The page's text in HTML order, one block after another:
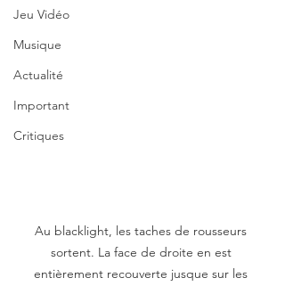
Jeu Vidéo
Musique
Actualité
Important
Critiques
Au blacklight, les taches de rousseurs
sortent. La face de droite en est
entièrement recouverte jusque sur les